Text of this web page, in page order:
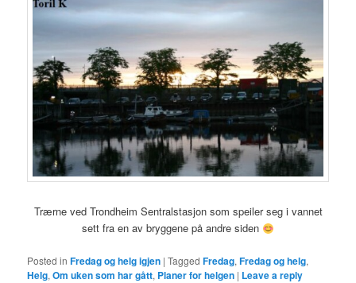
Trærne ved Trondheim Sentralstasjon som speiler seg i vannet
sett fra en av bryggene på andre siden
Posted in Fredag og helg igjen |Tagged Fredag,Fredag og helg,
Helg,Om uken som har gått, Planer for helgen | Leave a reply